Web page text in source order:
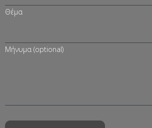
Θέμα
Μήνυμα (optional)